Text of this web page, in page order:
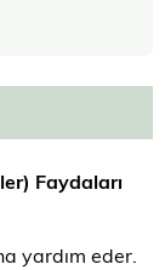
Faydaları
yardım eder.